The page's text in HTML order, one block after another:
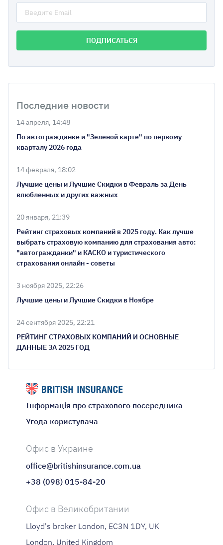
Последние новости
14 апреля, 14:48
По автогражданке и "Зеленой карте" по первому
кварталу 2026 года
14 февраля, 18:02
Лучшие цены и Лучшие Скидки в Февраль за День
влюбленных и других важных
20 января, 21:39
Рейтинг страховых компаний в 2025 году. Как лучше
выбрать страховую компанию для страхования авто:
"автогражданки" и КАСКО и туристического
страхования онлайн - советы
3 ноября 2025, 22:26
Лучшие цены и Лучшие Скидки в Ноябре
24 сентября 2025, 22:21
РЕЙТИНГ СТРАХОВЫХ КОМПАНИЙ И ОСНОВНЫЕ
ДАННЫЕ ЗА 2025 ГОД
Інформація про страхового посередника
Угода користувача
Офис в Украине
office@britishinsurance.com.ua
+38 (098) 015-84-20
Офис в Великобритании
Lloyd's broker London, EC3N 1DY, UK
London, United Kingdom